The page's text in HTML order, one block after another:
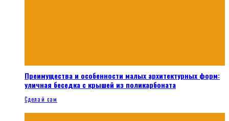
Преимущества и особенности малых архитектурных форм:
уличная беседка с крышей из поликарбоната
Сделай сам